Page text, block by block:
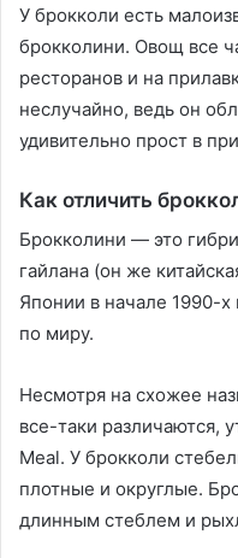
У брокколи есть
брокколини. Овощ все
ресторанов и на
неслучайно, ведь он
удивительно прост в
Как отличить
Брокколини — это
гайлана (он же
Японии в начале 1990-х
по миру.
Несмотря на схожее
все-таки различаются,
Meal. У брокколи
плотные и округлые.
длинным стеблем и